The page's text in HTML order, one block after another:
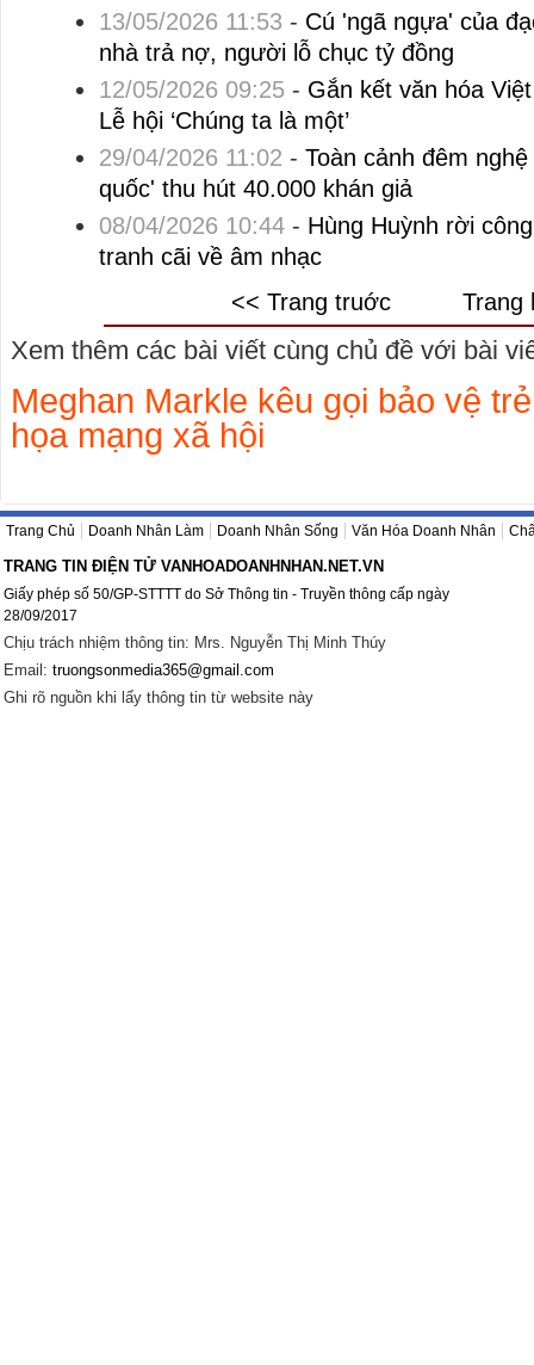
13/05/2026 11:53 - Cú 'ngã ngựa' của
nhà trả nợ, người lỗ chục tỷ đồng
12/05/2026 09:25- Gắn kết văn hóa
Lễ hội ‘Chúng ta là một’
29/04/2026 11:02 - Toàn cảnh đêm
quốc' thu hút 40.000 khán giả
08/04/2026 10:44- Hùng Huỳnh rời
tranh cãi về âm nhạc
<< Trang truớc
Trang
Xem thêm các bài viết cùng chủ đề với bài
Meghan Markle kêu gọi bảo vệ
họa mạng xã hội
Trang Chủ Doanh Nhân Làm Doanh Nhân Sống Văn Hóa Doanh Nhân
TRANG TIN ĐIỆN TỬ VANHOADOANHNHAN.NET.VN
Giấy phép số 50/GP-STTTT do Sở Thông tin - Truyền thông cấp ngày
28/09/2017
Chịu trách nhiệm thông tin: Mrs. Nguyễn Thị Minh Thúy
Email: truongsonmedia365@gmail.com
Ghi rõ nguồn khi lấy thông tin từ website này